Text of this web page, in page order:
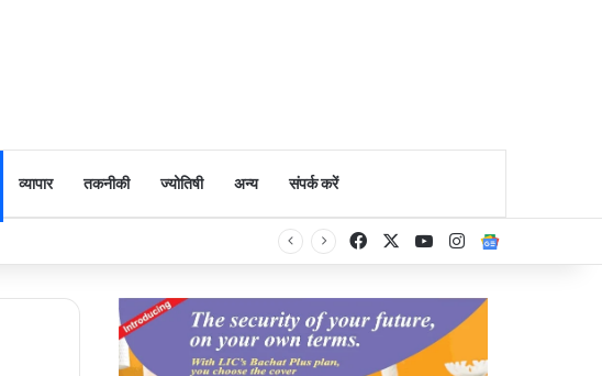
व्यापार तकनीकी ज्योतिषी अन्य संपर्क करें
Facebook YouTubeInstagram